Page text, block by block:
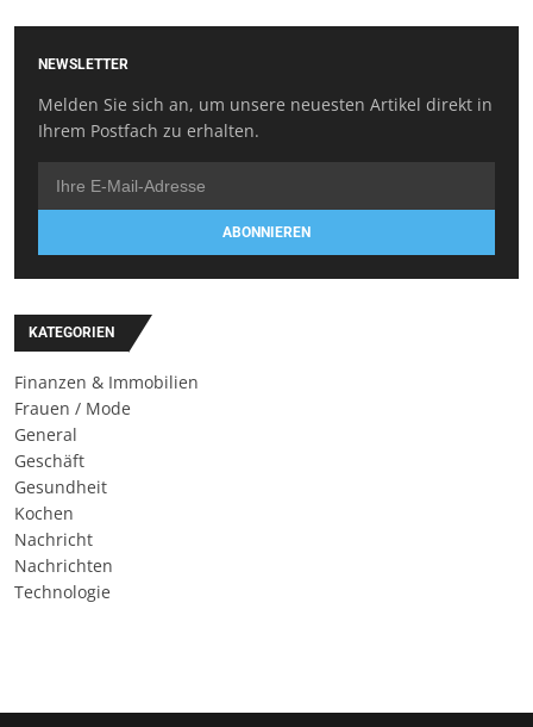
NEWSLETTER
Melden Sie sich an, um unsere neuesten Artikel direkt in
Ihrem Postfach zu erhalten.
ABONNIEREN
KATEGORIEN
Finanzen & Immobilien
Frauen / Mode
General
Geschäft
Gesundheit
Kochen
Nachricht
Nachrichten
Technologie